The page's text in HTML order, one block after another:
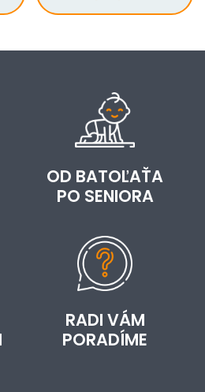
OD BATOĽAŤA
PO SENIORA
RADI VÁM
PORADÍME